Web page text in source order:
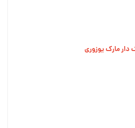
دار مارک یوزوری